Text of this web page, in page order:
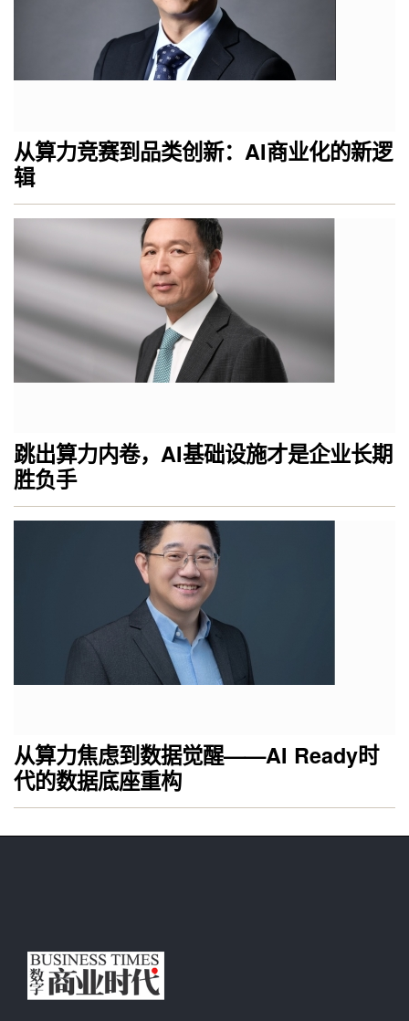
从算力竞赛到品类创新：AI商业化的新逻
辑
跳出算力内卷，AI基础设施才是企业长期
胜负手
从算力焦虑到数据觉醒——AI Ready时
代的数据底座重构